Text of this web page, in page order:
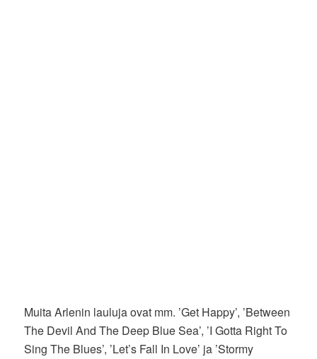
Muita Arlenin lauluja ovat mm. ’Get Happy’, ’Between
The Devil And The Deep Blue Sea’, ’I Gotta Right To
Sing The Blues’, ’Let’s Fall In Love’ ja ’Stormy